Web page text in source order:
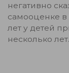
негативно
самооценке в
лет у детей
несколько лет.